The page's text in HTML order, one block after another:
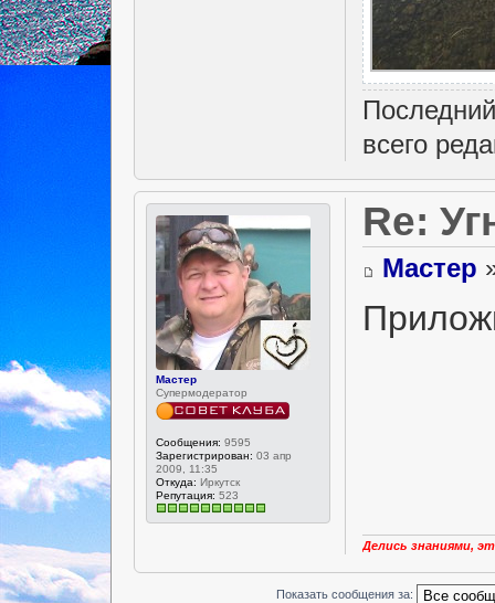
всего
Мастер
Супермодератор
Сообщения: 9595
Зарегистрирован: 03 апр
2009, 11:35
Откуда: Иркутск
Репутация: 523
Re:
Мастер
Делись знаниями,
Показать сообщения за: